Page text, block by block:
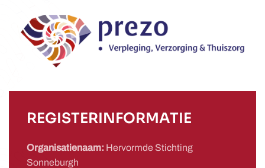
REGISTERINFORMATIE
Organisatienaam: Hervormde Stichting
Sonneburgh